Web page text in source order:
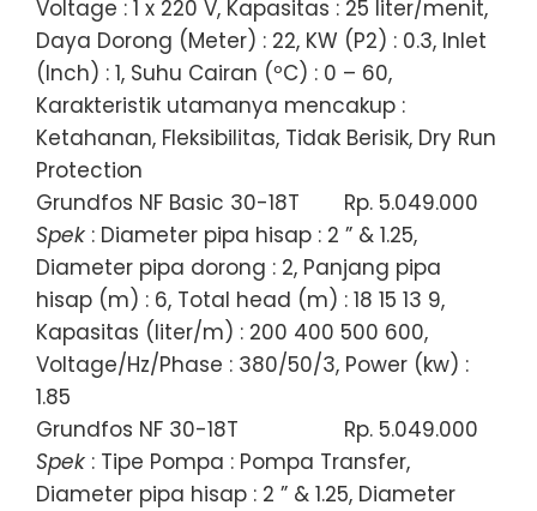
Voltage : 1 x 220 V, Kapasitas : 25 liter/menit,
Daya Dorong (Meter) : 22, KW (P2) : 0.3, Inlet
(Inch) : 1, Suhu Cairan (ºC) : 0 – 60,
Karakteristik utamanya mencakup :
Ketahanan, Fleksibilitas, Tidak Berisik, Dry Run
Protection
Grundfos NF Basic 30-18T
Rp. 5.049.000
Spek : Diameter pipa hisap : 2 ” & 1.25,
Diameter pipa dorong : 2, Panjang pipa
hisap (m) : 6, Total head (m) : 18 15 13 9,
Kapasitas (liter/m) : 200 400 500 600,
Voltage/Hz/Phase : 380/50/3, Power (kw) :
1.85
Grundfos NF 30-18T
Rp. 5.049.000
Spek : Tipe Pompa : Pompa Transfer,
Diameter pipa hisap : 2 ” & 1.25, Diameter